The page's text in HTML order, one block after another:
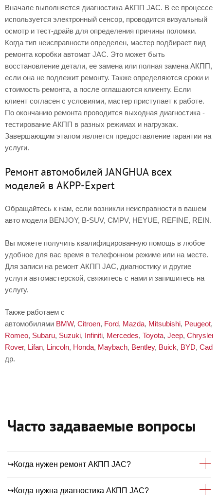
Вначале выполняется диагностика АКПП JAC. В ее процессе
используется электронный сенсор, проводится визуальный
осмотр и тест-драйв для определения причины поломки.
Когда тип неисправности определен, мастер подбирает вид
ремонта коробки автомат JAC. Это может быть
восстановление детали, ее замена или полная замена АКПП,
если она не подлежит ремонту. Также определяются сроки и
стоимость ремонта, а после оглашаются клиенту. Если
клиент согласен с условиями, мастер приступает к работе.
По окончанию ремонта проводится выходная диагностика -
тестирование АКПП в разных режимах и нагрузках.
Завершающим этапом является предоставление гарантии на
услуги.
Ремонт автомобилей JANGHUA всех
моделей в AKPP-Expert
Обращайтесь к нам, если возникли неисправности в вашем
авто модели BENJOY, B-SUV, CMPV, HEYUE, REFINE, REIN.
Вы можете получить квалифицированную помощь в любое
удобное для вас время в телефонном режиме или на месте.
Для записи на ремонт АКПП JAC, диагностику и другие
услуги автомастерской, свяжитесь с нами и запишитесь на
услугу.
Также работаем с
автомобилями BMW, Citroen, Ford, Mazda, Mitsubishi, Peugeot,
Romeo, Subaru, Suzuki, Infiniti, Mercedes, Toyota, Jeep, Chrysler
Rover, Lifan, Lincoln, Honda, Maybach, Bentley, Buick, BYD,
др.
Часто задаваемые вопросы
↪Когда нужен ремонт АКПП JAC?
Рекомендуем выполнять ремонт
↪Когда нужна диагностика АКПП JAC?